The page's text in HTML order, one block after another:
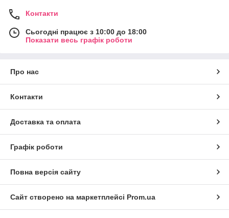
Контакти
Сьогодні працює з 10:00 до 18:00
Показати весь графік роботи
Про нас
Контакти
Доставка та оплата
Графік роботи
Повна версія сайту
Сайт створено на маркетплейсі Prom.ua